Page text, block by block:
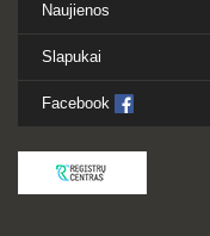
Naujienos
Slapukai
Facebook